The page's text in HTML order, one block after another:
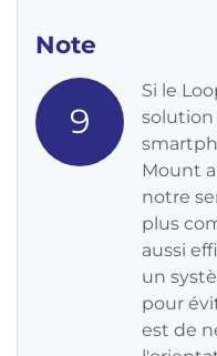
Note
9
Si le
solution
Mount
notre
plus
aussi
un
pour
est de